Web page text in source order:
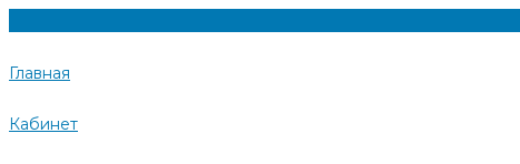
Главная
Кабинет